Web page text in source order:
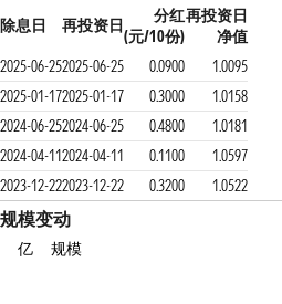
除息日 再投资日
分红
(元/10份)
再投资日
净值
2025-06-252025-06-25 0.0900
1.0095
2025-01-172025-01-17 0.3000
1.0158
2024-06-252024-06-25 0.4800
1.0181
2024-04-112024-04-11 0.1100
1.0597
2023-12-222023-12-22 0.3200 1.0522
规模变动
亿
规模